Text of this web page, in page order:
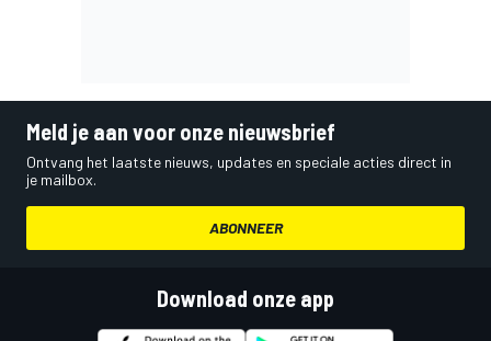
Meld je aan voor onze nieuwsbrief
Ontvang het laatste nieuws, updates en speciale acties direct in
je mailbox.
ABONNEER
Download onze app